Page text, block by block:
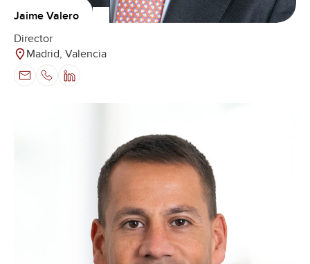
Jaime Valero
Director
Madrid, Valencia